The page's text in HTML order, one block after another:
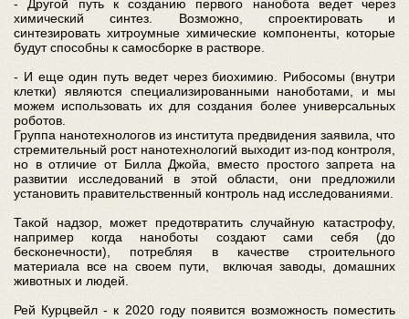
- Другой путь к созданию первого нанобота ведет через
химический синтез. Возможно, спроектировать и
синтезировать хитроумные химические компоненты, которые
будут способны к самосборке в растворе.
- И еще один путь ведет через биохимию. Рибосомы (внутри
клетки) являются специализированными наноботами, и мы
можем использовать их для создания более универсальных
роботов.
Группа нанотехнологов из института предвидения заявила, что
стремительный рост нанотехнологий выходит из-под контроля,
но в отличие от Билла Джойа, вместо простого запрета на
развитии исследований в этой области, они предложили
установить правительственный контроль над исследованиями.
Такой надзор, может предотвратить случайную катастрофу,
например когда наноботы создают сами себя (до
бесконечности), потребляя в качестве строительного
материала все на своем пути, включая заводы, домашних
животных и людей.
Рей Курцвейл - к 2020 году появится возможность поместить